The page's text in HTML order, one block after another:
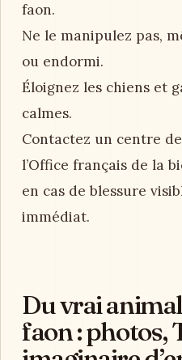
faon.
Ne le manipulez pas,
ou endormi.
Éloignez les chiens et
calmes.
Contactez un centre
l’Office français de la
en cas de blessure
immédiat.
Du vrai
faon : photos,